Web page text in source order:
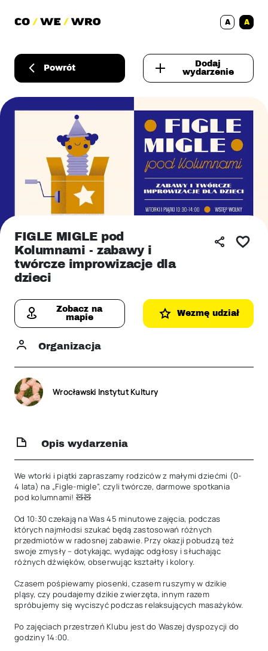
A A
Powrót
Dodaj
wydarzenie
FIGLE MIGLE pod
Kolumnami - zabawy i
twórcze improwizacje dla
dzieci
Zobacz na
mapie
Wezmę udział
Organizacja
Wrocławski Instytut Kultury
Opis wydarzenia
We wtorki i piątki zapraszamy rodziców z małymi dziećmi (0-
4 lata) na „Figle-migle”, czyli twórcze, darmowe spotkania
pod kolumnami! 🧸🧸
Od 10:30 czekają na Was 45 minutowe zajęcia, podczas
których najmłodsi szukać będą zastosowań różnych
przedmiotów w radosnej zabawie. Przy okazji pobudzą też
swoje zmysły – dotykając, wydając odgłosy i słuchając
różnych dźwięków, obserwując kształty i kolory.
Czasem pośpiewamy piosenki, czasem ruszymy w dzikie
pląsy, czy poudajemy dzikie zwierzęta, innym razem
spróbujemy się wyciszyć podczas relaksujących masażyków.
Po zajęciach przestrzeń Klubu jest do Waszej dyspozycji do
godziny 14:00.